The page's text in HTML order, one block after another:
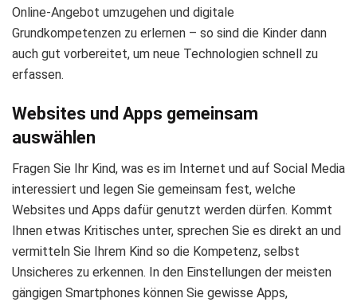
Online-Angebot umzugehen und digitale
Grundkompetenzen zu erlernen – so sind die Kinder dann
auch gut vorbereitet, um neue Technologien schnell zu
erfassen.
Websites und Apps gemeinsam
auswählen
Fragen Sie Ihr Kind, was es im Internet und auf Social Media
interessiert und legen Sie gemeinsam fest, welche
Websites und Apps dafür genutzt werden dürfen. Kommt
Ihnen etwas Kritisches unter, sprechen Sie es direkt an und
vermitteln Sie Ihrem Kind so die Kompetenz, selbst
Unsicheres zu erkennen. In den Einstellungen der meisten
gängigen Smartphones können Sie gewisse Apps,